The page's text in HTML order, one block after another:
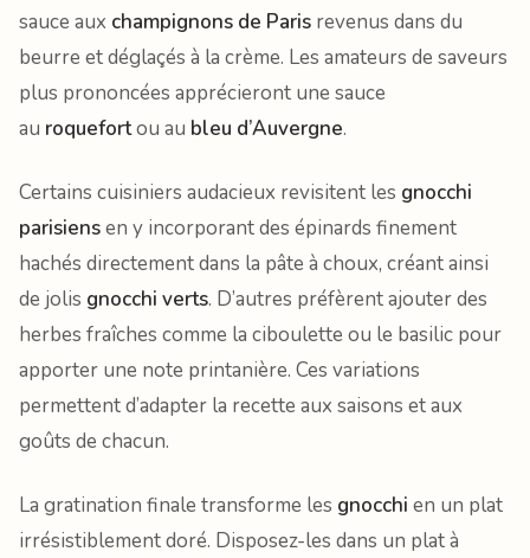
sauce aux champignons de Paris revenus dans du
beurre et déglaçés à la crème. Les amateurs de saveurs
plus prononcées apprécieront une sauce
au roquefortou au bleu d’Auvergne.
Certains cuisiniers audacieux revisitent les gnocchi
parisiensen y incorporant des épinards finement
hachés directement dans la pâte à choux, créant ainsi
de jolis gnocchi verts. D’autres préfèrent ajouter des
herbes fraîches comme la ciboulette ou le basilic pour
apporter une note printanière. Ces variations
permettent d’adapter la recette aux saisons et aux
goûts de chacun.
La gratination finale transforme les gnocchi en un plat
irrésistiblement doré. Disposez-les dans un plat à